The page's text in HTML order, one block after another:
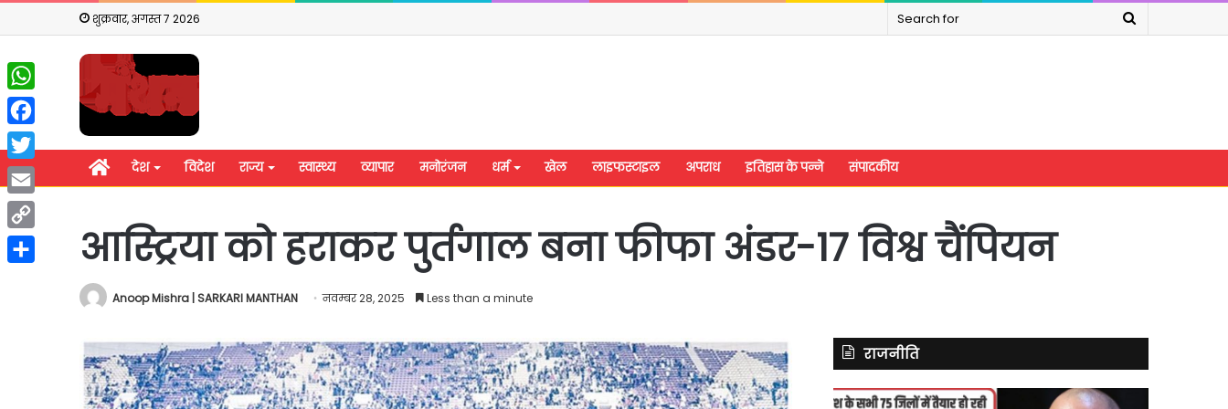
शुक्रवार, अगस्त 7 2026
Search
होम देश विदेश राज्य स्वास्थ्य व्यापार मनोरंजन धर्म खेल लाइफस्टाइल अपराध इतिहास के पन्ने संपादकीय
आस्ट्रिया को हराकर पुर्तगाल बना फीफा अंडर-17 विश्व चैंपियन
Anoop Mishra | SARKARI MANTHAN नवम्बर 28, 2025 Less than a minute
राजनीति
राहुल
शिवसेना
यूपी
WhatsApp
Facebook
Twitter
Email
Copy
Link